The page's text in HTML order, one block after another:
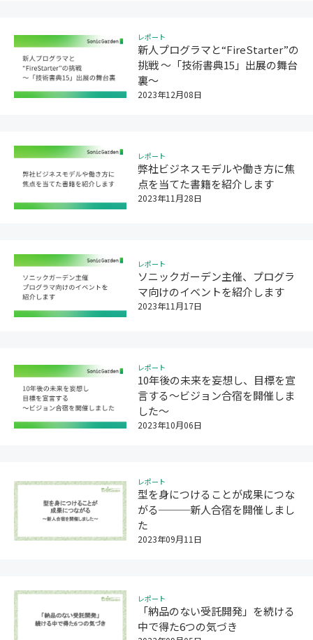
レポート
新人プログラマと“FireStarter”の
挑戦 〜「技術書典15」出展の舞台
裏〜
2023年12月08日
レポート
弊社ビジネスモデルや働き方に焦
点を当てた書籍を紹介します
2023年11月28日
レポート
ソニックガーデン主催、プログラ
マ向けのイベントを紹介します
2023年11月17日
レポート
10年後の未来を妄想し、目標を宣
言する〜ビジョン合宿を開催しま
した〜
2023年10月06日
レポート
型を身につけることが成果につな
がる───新人合宿を開催しまし
た
2023年09月11日
レポート
「納品のない受託開発」を続ける
中で得た6つの気づき